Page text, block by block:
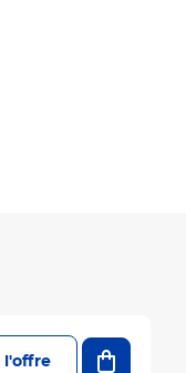
l'offre
Ajouter